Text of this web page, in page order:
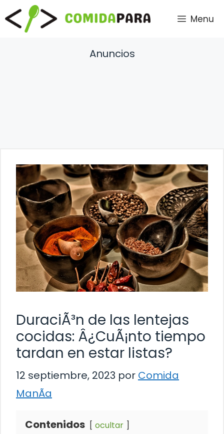
Saltar
al
contenido
Menu
Anuncios
DuraciÃ³n de las lentejas
cocidas: Â¿CuÃ¡nto tiempo
tardan en estar listas?
12 septiembre, 2023 por Comida
ManÃ­a
Contenidos ocultar